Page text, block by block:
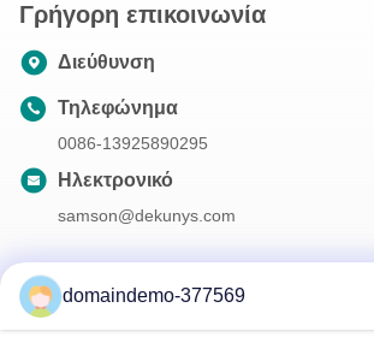
Γρήγορη επικοινωνία
Διεύθυνση
Τηλεφώνημα
0086-13925890295
Ηλεκτρονικό
samson@dekunys.com
Το Δελτίο Ενημέρωσης
domaindemo-377569